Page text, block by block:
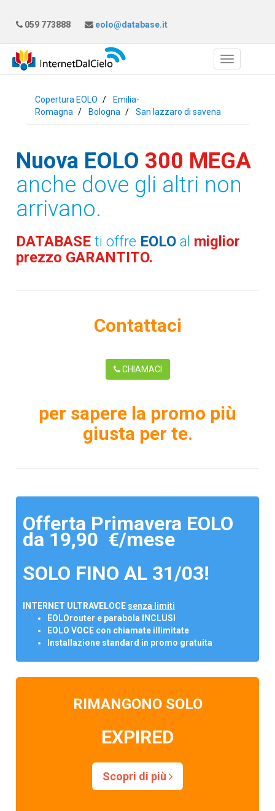
059 773888 eolo@database.it
Copertura EOLO
Emilia-
Romagna
Bologna San lazzaro di savena
Nuova EOLO 300 MEGA
anche dove gli altri non
arrivano.
DATABASEti offre EOLO al miglior
prezzo GARANTITO.
Contattaci
CHIAMACI
per sapere la promo più
giusta per te.
Offerta Primavera EOLO
da 19,90 €/mese
SOLO FINO AL 31/03!
INTERNET ULTRAVELOCE senza limiti
EOLOrouter e parabola INCLUSI
EOLO VOCE con chiamate illimitate
Installazione standard in promo gratuita
RIMANGONO SOLO
EXPIRED
Scopri di più